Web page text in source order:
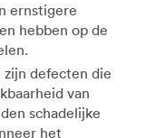
ernstigere
hebben op de
defecten die
van
schadelijke
het